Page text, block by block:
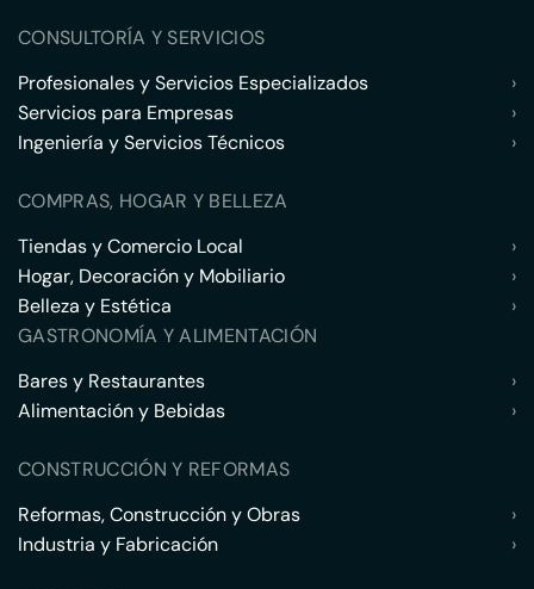
CONSULTORÍA Y SERVICIOS
Profesionales y Servicios Especializados
›
Servicios para Empresas
›
Ingeniería y Servicios Técnicos
›
COMPRAS, HOGAR Y BELLEZA
Tiendas y Comercio Local
›
Hogar, Decoración y Mobiliario
›
Belleza y Estética
›
GASTRONOMÍA Y ALIMENTACIÓN
Bares y Restaurantes
›
Alimentación y Bebidas
›
CONSTRUCCIÓN Y REFORMAS
Reformas, Construcción y Obras
›
Industria y Fabricación
›